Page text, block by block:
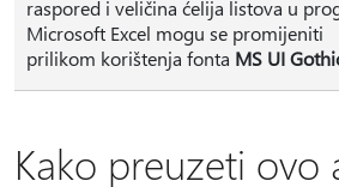
raspored i veličina ćelija listova u
Microsoft Excel mogu se promijeniti
prilikom korištenja fonta MS UI
Kako preuzeti ovo